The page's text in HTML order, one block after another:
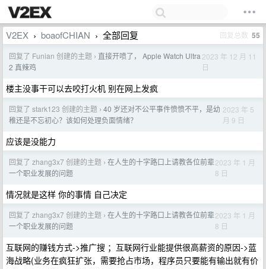
V2EX › boaofCHIAN › 全部回复 回复总数 55
回复了 Funian 创建的主题 › 直接开喷了， Apple Watch Ultra
2 真辣鸡
2023 年 12 月 11
日
楼主没事干可以去咬打火机 别在网上发疯
回复了 stark123 创建的主题 › 40 岁还对不公平事件愤愤不平，是幼
稚还是不忘初心？该如何处理负面情绪？
2023 年 5
月 9 日
应该是没能力
回复了 zhang3x7 创建的主题 › 在人生的十字路口上请教各位前辈
一个职业发展的问题
2023 年 1 月
8 日
情况就是这样 你的事情 自己决定
回复了 zhang3x7 创建的主题 › 在人生的十字路口上请教各位前辈
一个职业发展的问题
2023 年 1 月
8 日
互联网的赚钱方式->推广搜 ；互联网行业能提供很高薪资的原因->蓝
海战略(业务在疯狂扩张，需要抢占市场，程序员只要能有输出就有价